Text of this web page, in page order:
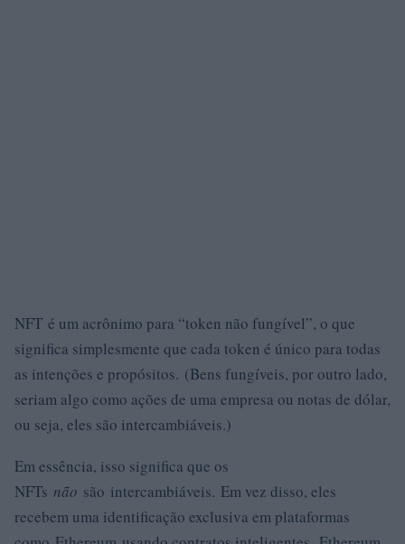
NFT é um acrônimo para “token não fungível”, o que
significa simplesmente que cada token é único para todas
as intenções e propósitos. (Bens fungíveis, por outro lado,
seriam algo como ações de uma empresa ou notas de dólar,
ou seja, eles são intercambiáveis.)
Em essência, isso significa que os
NFTs não são intercambiáveis. Em vez disso, eles
recebem uma identificação exclusiva em plataformas